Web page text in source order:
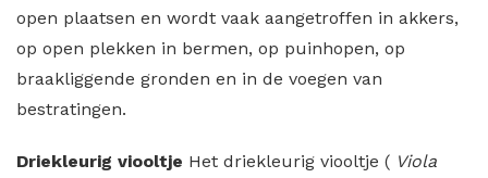
open plaatsen en wordt vaak aangetroffen in akkers,
op open plekken in bermen, op puinhopen, op
braakliggende gronden en in de voegen van
bestratingen.
Driekleurig viooltje Het driekleurig viooltje ( Viola